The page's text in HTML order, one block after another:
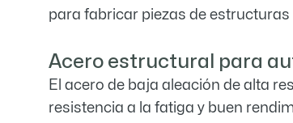
para fabricar piezas de
Acero estructural para
El acero de baja aleación de alta
resistencia a la fatiga y buen